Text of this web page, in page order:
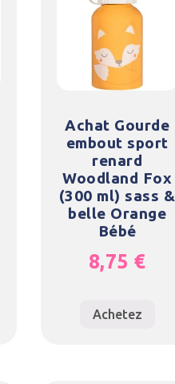
Achat Gourde
embout sport
renard
Woodland Fox
(300 ml) sass &
belle Orange
Bébé
8,75 €
Achetez